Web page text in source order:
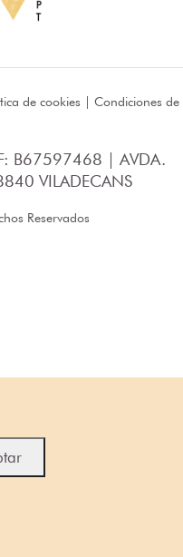
de cookies | Condiciones de
B67597468 | AVDA.
VILADECANS
Reservados